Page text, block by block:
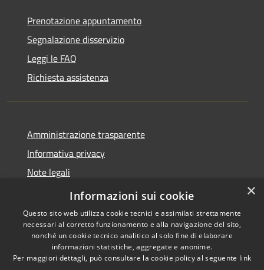
Prenotazione appuntamento
Segnalazione disservizio
Leggi le FAQ
Richiesta assistenza
Amministrazione trasparente
Informativa privacy
Note legali
Dichiarazione di accessibilità
Accessibilità
Copyright © 2026 • Comune di
Andora • Powered by
×
Informazioni sui cookie
Questo sito web utilizza cookie tecnici e assimilati strettamente
necessari al corretto funzionamento e alla navigazione del sito,
nonché un cookie tecnico analitico al solo fine di elaborare
informazioni statistiche, aggregate e anonime.
Per maggiori dettagli, può consultare la cookie policy al seguente link